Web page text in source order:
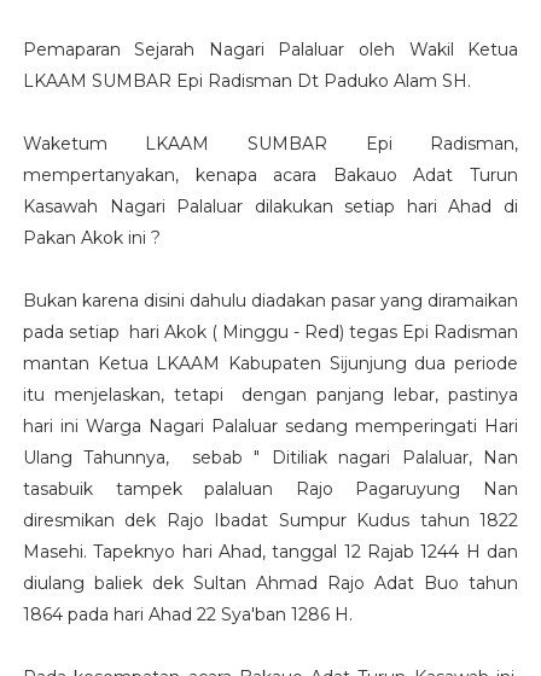
Pemaparan Sejarah Nagari Palaluar oleh Wakil Ketua
LKAAM SUMBAR Epi Radisman Dt Paduko Alam SH.
Waketum LKAAM SUMBAR Epi Radisman,
mempertanyakan, kenapa acara Bakauo Adat Turun
Kasawah Nagari Palaluar dilakukan setiap hari Ahad di
Pakan Akok ini ?
Bukan karena disini dahulu diadakan pasar yang diramaikan
pada setiap hari Akok ( Minggu - Red) tegas Epi Radisman
mantan Ketua LKAAM Kabupaten Sijunjung dua periode
itu menjelaskan, tetapi dengan panjang lebar, pastinya
hari ini Warga Nagari Palaluar sedang memperingati Hari
Ulang Tahunnya, sebab " Ditiliak nagari Palaluar, Nan
tasabuik tampek palaluan Rajo Pagaruyung Nan
diresmikan dek Rajo Ibadat Sumpur Kudus tahun 1822
Masehi. Tapeknyo hari Ahad, tanggal 12 Rajab 1244 H dan
diulang baliek dek Sultan Ahmad Rajo Adat Buo tahun
1864 pada hari Ahad 22 Sya'ban 1286 H.